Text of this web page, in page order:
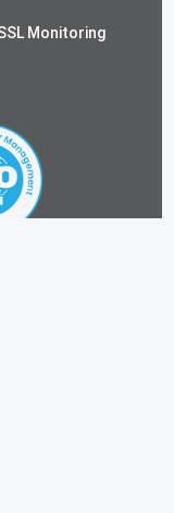
Monitoring